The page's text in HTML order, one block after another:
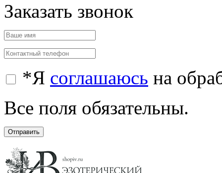
Заказать звонок
*Я соглашаюсь на
Все поля обязательны.
Отправить